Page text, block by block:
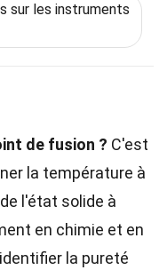
sur les instruments
de fusion ? C'est
la température à
l'état solide à
en chimie et en
la pureté